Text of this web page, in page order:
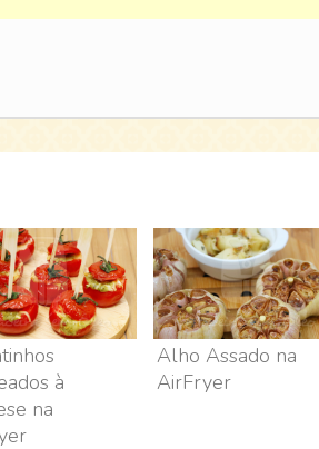
à
na
Alho Assado na
AirFryer